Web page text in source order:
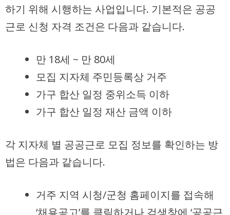
하기 위해 시행하는 사업입니다. 기본적은 공공
근로 신청 자격 조건은 다음과 같습니다.
만 18세 ~ 만 80세
모집 지자체 주민등록상 거주
가구 합산 일정 중위소득 이하
가구 합산 일정 재산 금액 이하
각 지자체 별 공공근로 모집 정보를 확인하는 방
법은 다음과 같습니다.
거주 지역 시청/군청 홈페이지를 접속해
‘채용공고’를 클릭하거나 검생창에 ‘공공근